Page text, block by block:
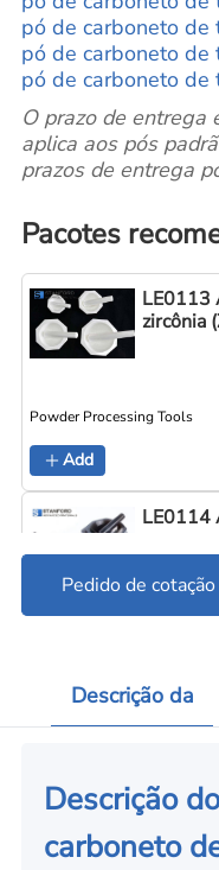
pó de carboneto de
pó de carboneto
pó de carboneto de
O prazo de entrega
aplica aos pós
prazos de entrega
Pacotes
LE0113
zircônia
Powder Processing Tools
Add
LE0114
Pedido de cotação
Descrição da
Descrição
carboneto